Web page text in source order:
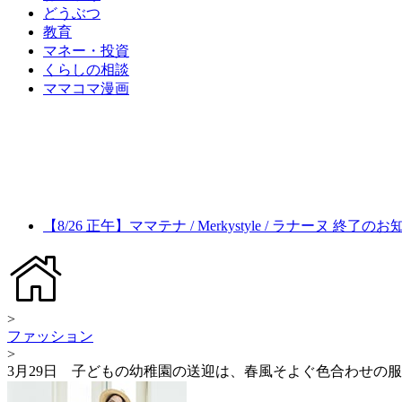
どうぶつ
教育
マネー・投資
くらしの相談
ママコマ漫画
【8/26 正午】ママテナ / Merkystyle / ラナーヌ 終了のお
>
ファッション
>
3月29日 子どもの幼稚園の送迎は、春風そよぐ色合わせの